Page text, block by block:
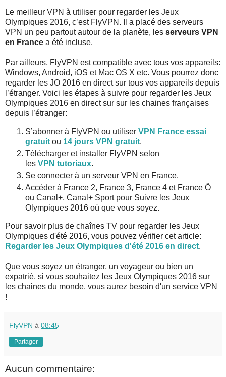
Le meilleur VPN à utiliser pour regarder les Jeux
Olympiques 2016, c’est FlyVPN. Il a placé des serveurs
VPN un peu partout autour de la planète, les serveurs VPN
en France a été incluse.
Par ailleurs, FlyVPN est compatible avec tous vos appareils:
Windows, Android, iOS et Mac OS X etc. Vous pourrez donc
regarder les JO 2016 en direct sur tous vos appareils depuis
l’étranger. Voici les étapes à suivre pour regarder les Jeux
Olympiques 2016 en direct sur sur les chaines françaises
depuis l’étranger:
S’abonner à FlyVPN ou utiliser VPN France essai
gratuit ou 14 jours VPN gratuit.
Télécharger et installer FlyVPN selon
les VPN tutoriaux.
Se connecter à un serveur VPN en France.
Accéder à France 2, France 3, France 4 et France Ô
ou Canal+, Canal+ Sport pour Suivre les Jeux
Olympiques 2016 où que vous soyez.
Pour savoir plus de chaînes TV pour regarder les Jeux
Olympiques d'été 2016, vous pouvez vérifier cet article:
Regarder les Jeux Olympiques d'été 2016 en direct.
Que vous soyez un étranger, un voyageur ou bien un
expatrié, si vous souhaitez les Jeux Olympiques 2016 sur
les chaines du monde, vous aurez besoin d'un service VPN
!
FlyVPN à 08:45
Partager
Aucun commentaire: